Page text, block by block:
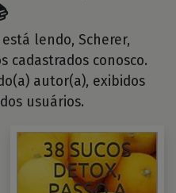
lendo, Scherer,
cadastrados conosco.
autor(a), exibidos
usuários.